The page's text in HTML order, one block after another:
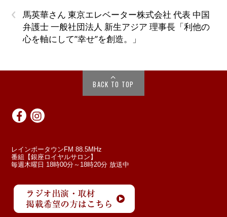
‹
馬英華さん 東京エレベーター株式会社 代表 中国
弁護士 一般社団法人 新生アジア 理事長「利他の
心を軸にして”幸せ”を創造。」
BACK TO TOP
レインボータウンFM 88.5MHz
番組【銀座ロイヤルサロン】
毎週木曜日 18時00分～18時20分 放送中